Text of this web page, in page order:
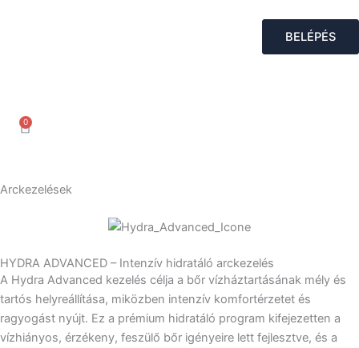
BELÉPÉS
0
Kosár
Arckezelések
HYDRA ADVANCED – Intenzív hidratáló arckezelés
A Hydra Advanced kezelés célja a bőr vízháztartásának mély és
tartós helyreállítása, miközben intenzív komfortérzetet és
ragyogást nyújt. Ez a prémium hidratáló program kifejezetten a
vízhiányos, érzékeny, feszülő bőr igényeire lett fejlesztve, és a